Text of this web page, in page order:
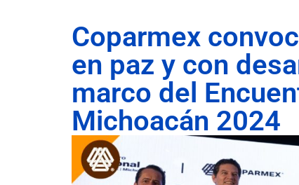
Coparmex
en paz y con
marco del
Michoacán 2024